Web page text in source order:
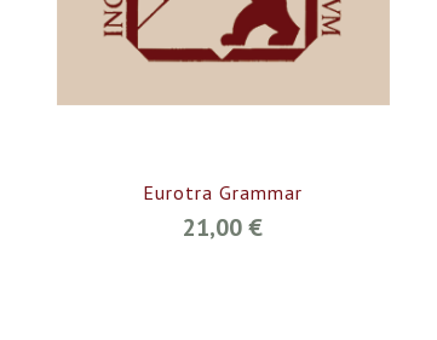
Eurotra Grammar
21,00 €